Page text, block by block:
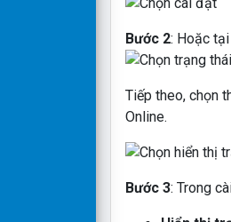
Bước 2: Hoặc tại
Tiếp theo, chọn
Online.
Bước 3: Trong